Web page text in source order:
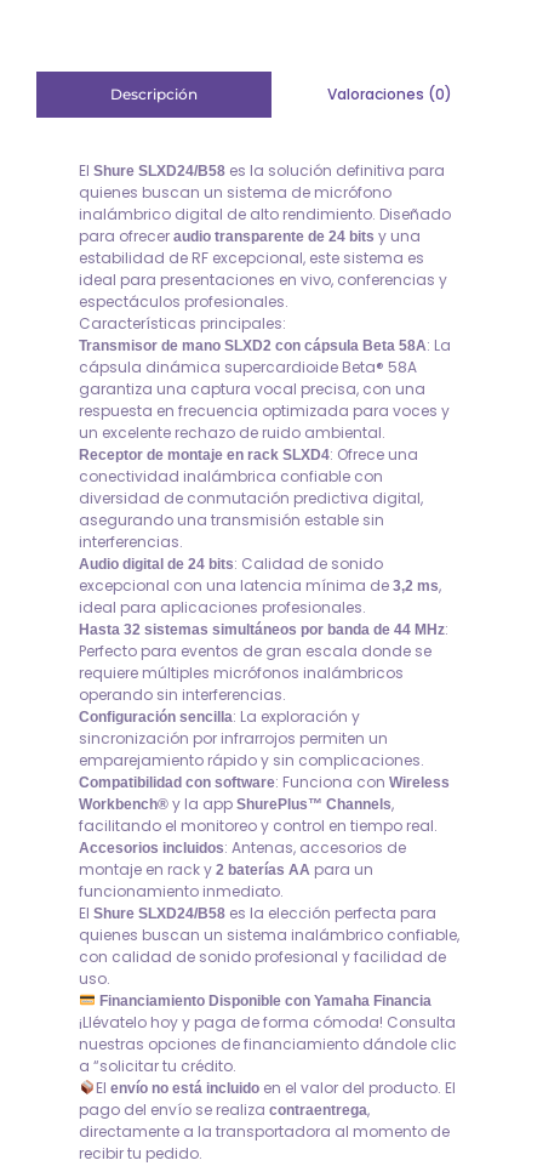
Descripción Valoraciones (0)
El Shure SLXD24/B58 es la solución definitiva para
quienes buscan un sistema de micrófono
inalámbrico digital de alto rendimiento. Diseñado
para ofrecer audio transparente de 24 bits y una
estabilidad de RF excepcional, este sistema es
ideal para presentaciones en vivo, conferencias y
espectáculos profesionales.
Características principales:
Transmisor de mano SLXD2 con cápsula Beta 58A: La
cápsula dinámica supercardioide Beta® 58A
garantiza una captura vocal precisa, con una
respuesta en frecuencia optimizada para voces y
un excelente rechazo de ruido ambiental.
Receptor de montaje en rack SLXD4: Ofrece una
conectividad inalámbrica confiable con
diversidad de conmutación predictiva digital,
asegurando una transmisión estable sin
interferencias.
Audio digital de 24 bits: Calidad de sonido
excepcional con una latencia mínima de 3,2 ms,
ideal para aplicaciones profesionales.
Hasta 32 sistemas simultáneos por banda de 44 MHz:
Perfecto para eventos de gran escala donde se
requiere múltiples micrófonos inalámbricos
operando sin interferencias.
Configuración sencilla: La exploración y
sincronización por infrarrojos permiten un
emparejamiento rápido y sin complicaciones.
Compatibilidad con software: Funciona con Wireless
Workbench® y la app ShurePlus™ Channels,
facilitando el monitoreo y control en tiempo real.
Accesorios incluidos: Antenas, accesorios de
montaje en rack y 2 baterías AA para un
funcionamiento inmediato.
El Shure SLXD24/B58 es la elección perfecta para
quienes buscan un sistema inalámbrico confiable,
con calidad de sonido profesional y facilidad de
uso.
Financiamiento Disponible con Yamaha Financia
¡Llévatelo hoy y paga de forma cómoda! Consulta
nuestras opciones de financiamiento dándole clic
a “solicitar tu crédito.
El envío no está incluidoen el valor del producto. El
pago del envío se realiza contraentrega,
directamente a la transportadora al momento de
recibir tu pedido.